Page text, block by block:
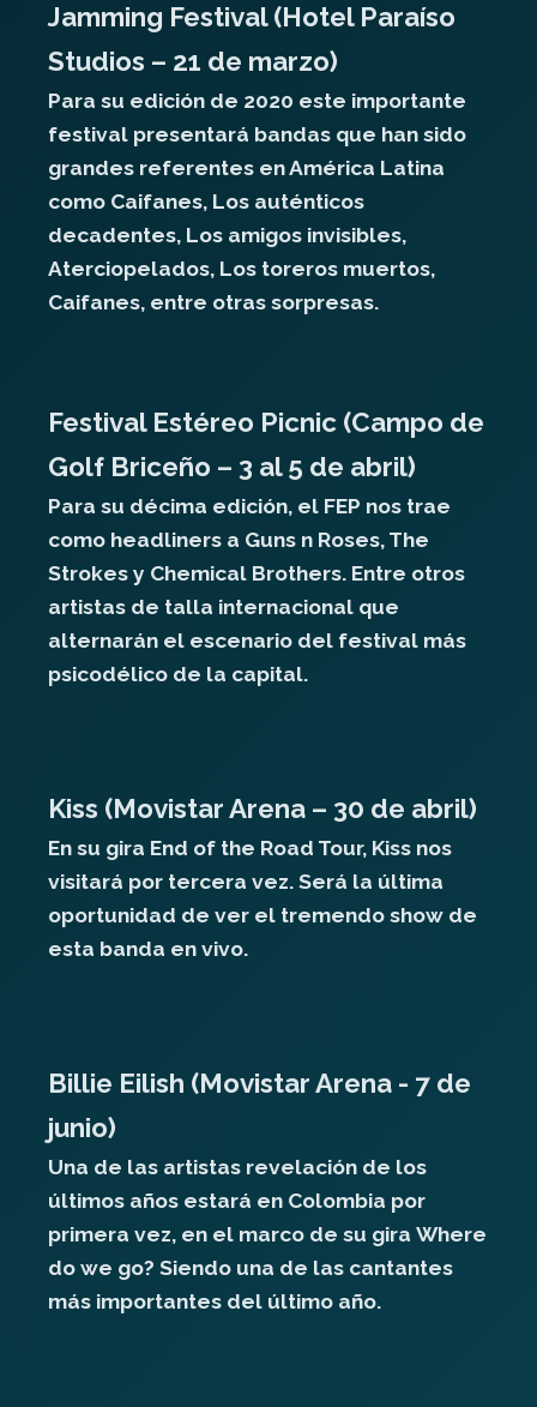
Jamming Festival (Hotel Paraíso
Studios – 21 de marzo)
Para su edición de 2020 este importante
festival presentará bandas que han sido
grandes referentes en América Latina
como Caifanes, Los auténticos
decadentes, Los amigos invisibles,
Aterciopelados, Los toreros muertos,
Caifanes, entre otras sorpresas.
Festival Estéreo Picnic (Campo de
Golf Briceño – 3 al 5 de abril)
Para su décima edición, el FEP nos trae
como headliners a Guns n Roses, The
Strokes y Chemical Brothers. Entre otros
artistas de talla internacional que
alternarán el escenario del festival más
psicodélico de la capital.
Kiss (Movistar Arena – 30 de abril)
En su gira End of the Road Tour, Kiss nos
visitará por tercera vez. Será la última
oportunidad de ver el tremendo show de
esta banda en vivo.
Billie Eilish (Movistar Arena - 7 de
junio)
Una de las artistas revelación de los
últimos años estará en Colombia por
primera vez, en el marco de su gira Where
do we go? Siendo una de las cantantes
más importantes del último año.